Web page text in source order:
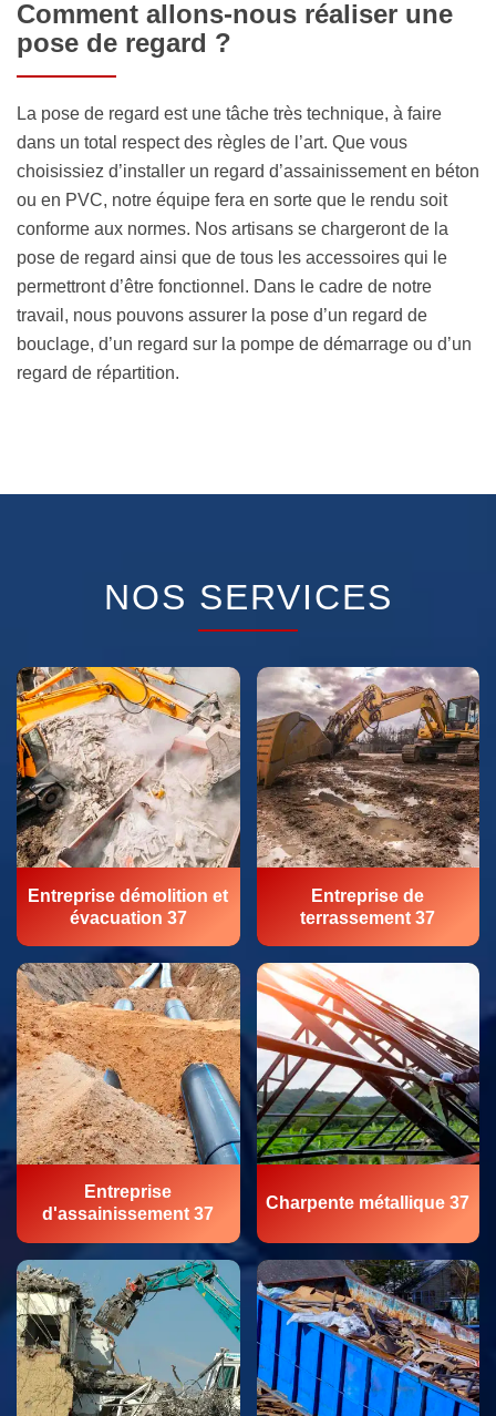
Comment allons-nous réaliser une
pose de regard ?
La pose de regard est une tâche très technique, à faire
dans un total respect des règles de l’art. Que vous
choisissiez d’installer un regard d’assainissement en béton
ou en PVC, notre équipe fera en sorte que le rendu soit
conforme aux normes. Nos artisans se chargeront de la
pose de regard ainsi que de tous les accessoires qui le
permettront d’être fonctionnel. Dans le cadre de notre
travail, nous pouvons assurer la pose d’un regard de
bouclage, d’un regard sur la pompe de démarrage ou d’un
regard de répartition.
NOS SERVICES
Entreprise démolition et
évacuation 37
Entreprise de
terrassement 37
Entreprise
d'assainissement 37
Charpente métallique 37